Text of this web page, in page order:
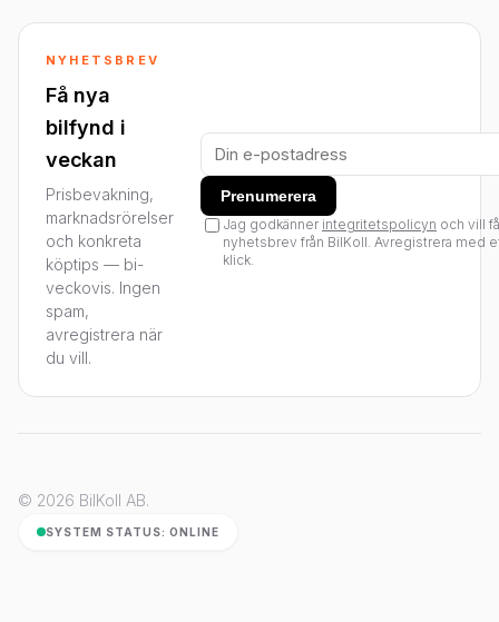
NYHETSBREV
Få nya
bilfynd i
veckan
Prisbevakning,
marknadsrörelser
och konkreta
köptips — bi-
veckovis. Ingen
spam,
avregistrera när
du vill.
Prenumerera
Jag godkänner integritetspolicyn och vill få
nyhetsbrev från BilKoll. Avregistrera med
klick.
© 2026 BilKoll AB.
SYSTEM STATUS: ONLINE